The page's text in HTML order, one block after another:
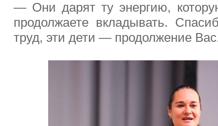
— Они дарят ту энергию,
продолжаете вкладывать.
труд, эти дети — продолжение